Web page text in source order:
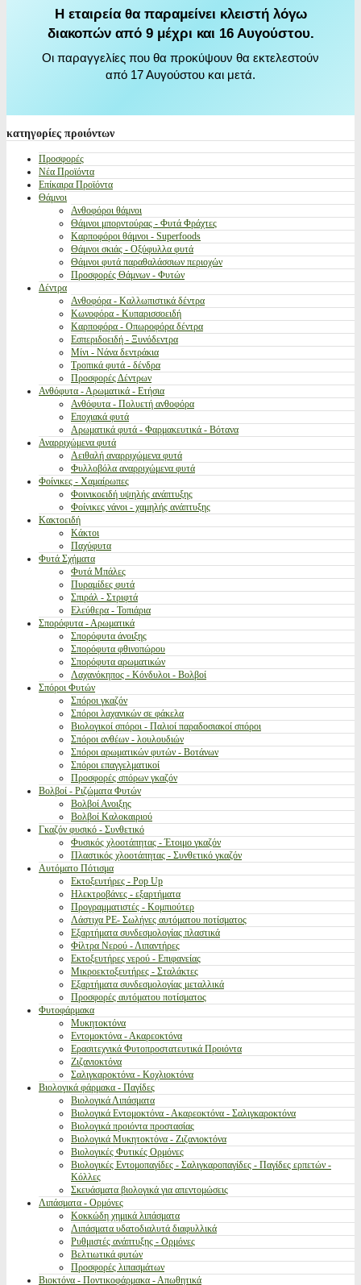
Η εταιρεία θα παραμείνει κλειστή λόγω
διακοπών από 9 μέχρι και 16 Αυγούστου.
Οι παραγγελίες που θα προκύψουν θα εκτελεστούν
από 17 Αυγούστου και μετά.
κατηγορίες προιόντων
Προσφορές
Νέα Προϊόντα
Επίκαιρα Προϊόντα
Θάμνοι
Ανθοφόροι θάμνοι
Θάμνοι μπορντούρας - Φυτά Φράχτες
Καρποφόροι θάμνοι - Superfoods
Θάμνοι σκιάς - Οξύφυλλα φυτά
Θάμνοι φυτά παραθαλάσσιων περιοχών
Προσφορές Θάμνων - Φυτών
Δέντρα
Ανθοφόρα - Καλλωπιστικά δέντρα
Κωνοφόρα - Κυπαρισσοειδή
Καρποφόρα - Οπωροφόρα δέντρα
Εσπεριδοειδή - Ξυνόδεντρα
Μίνι - Νάνα δεντράκια
Τροπικά φυτά - δένδρα
Προσφορές Δέντρων
Ανθόφυτα - Αρωματικά - Ετήσια
Ανθόφυτα - Πολυετή ανθοφόρα
Εποχιακά φυτά
Αρωματικά φυτά - Φαρμακευτικά - Βότανα
Αναρριχώμενα φυτά
Αειθαλή αναρριχώμενα φυτά
Φυλλοβόλα αναρριχώμενα φυτά
Φοίνικες - Χαμαίρωπες
Φοινικοειδή υψηλής ανάπτυξης
Φοίνικες νάνοι - χαμηλής ανάπτυξης
Κακτοειδή
Κάκτοι
Παχύφυτα
Φυτά Σχήματα
Φυτά Μπάλες
Πυραμίδες φυτά
Σπιράλ - Στριφτά
Ελεύθερα - Τοπιάρια
Σπορόφυτα - Αρωματικά
Σπορόφυτα άνοιξης
Σπορόφυτα φθινοπώρου
Σπορόφυτα αρωματικών
Λαχανόκηπος - Κόνδυλοι - Βολβοί
Σπόροι Φυτών
Σπόροι γκαζόν
Σπόροι λαχανικών σε φάκελα
Βιολογικοί σπόροι - Παλιοί παραδοσιακοί σπόροι
Σπόροι ανθέων - λουλουδιών
Σπόροι αρωματικών φυτών - Βοτάνων
Σπόροι επαγγελματικοί
Προσφορές σπόρων γκαζόν
Βολβοί - Ριζώματα Φυτών
Βολβοί Ανοιξης
Βολβοί Καλοκαιριού
Γκαζόν φυσικό - Συνθετικό
Φυσικός χλοοτάπητας - Έτοιμο γκαζόν
Πλαστικός χλοοτάπητας - Συνθετικό γκαζόν
Αυτόματο Πότισμα
Εκτοξευτήρες - Pop Up
Ηλεκτροβάνες - εξαρτήματα
Προγραμματιστές - Κομπιούτερ
Λάστιχα PE- Σωλήνες αυτόματου ποτίσματος
Εξαρτήματα συνδεσμολογίας πλαστικά
Φίλτρα Νερού - Λιπαντήρες
Εκτοξευτήρες νερού - Επιφανείας
Μικροεκτοξευτήρες - Σταλάκτες
Εξαρτήματα συνδεσμολογίας μεταλλικά
Προσφορές αυτόματου ποτίσματος
Φυτοφάρμακα
Μυκητοκτόνα
Εντομοκτόνα - Ακαρεοκτόνα
Ερασιτεχνικά Φυτοπροστατευτικά Προιόντα
Ζιζανιοκτόνα
Σαλιγκαροκτόνα - Κοχλιοκτόνα
Βιολογικά φάρμακα - Παγίδες
Βιολογικά Λιπάσματα
Βιολογικά Εντομοκτόνα - Ακαρεοκτόνα - Σαλιγκαροκτόνα
Βιολογικά προιόντα προστασίας
Βιολογικά Μυκητοκτόνα - Ζιζανιοκτόνα
Βιολογικές Φυτικές Ορμόνες
Βιολογικές Εντομοπαγίδες - Σαλιγκαροπαγίδες - Παγίδες ερπετών -
Κόλλες
Σκευάσματα βιολογικά για απεντομώσεις
Λιπάσματα - Ορμόνες
Κοκκώδη χημικά λιπάσματα
Λιπάσματα υδατοδιαλυτά διαφυλλικά
Ρυθμιστές ανάπτυξης - Ορμόνες
Βελτιωτικά φυτών
Προσφορές λιπασμάτων
Βιοκτόνα - Ποντικοφάρμακα - Απωθητικά